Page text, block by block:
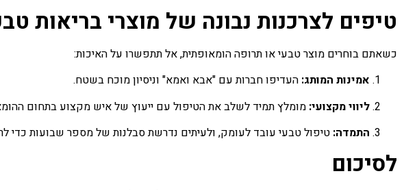
טיפים לצרכנות נבונה של מוצרי בריאות
כשאתם בוחרים מוצר טבעי או תרופה הומאופתית, אל תתפשרו על האיכות:
אמינות המותג: העדיפו חברות עם "אבא ואמא" וניסיון מוכח בשטח.
ליווי מקצועי: מומלץ תמיד לשלב את הטיפול עם ייעוץ של איש מקצוע בתחום
התמדה: טיפול טבעי עובד לעומק, ולעיתים נדרשת סבלנות של מספר שבועות כדי
לסיכום